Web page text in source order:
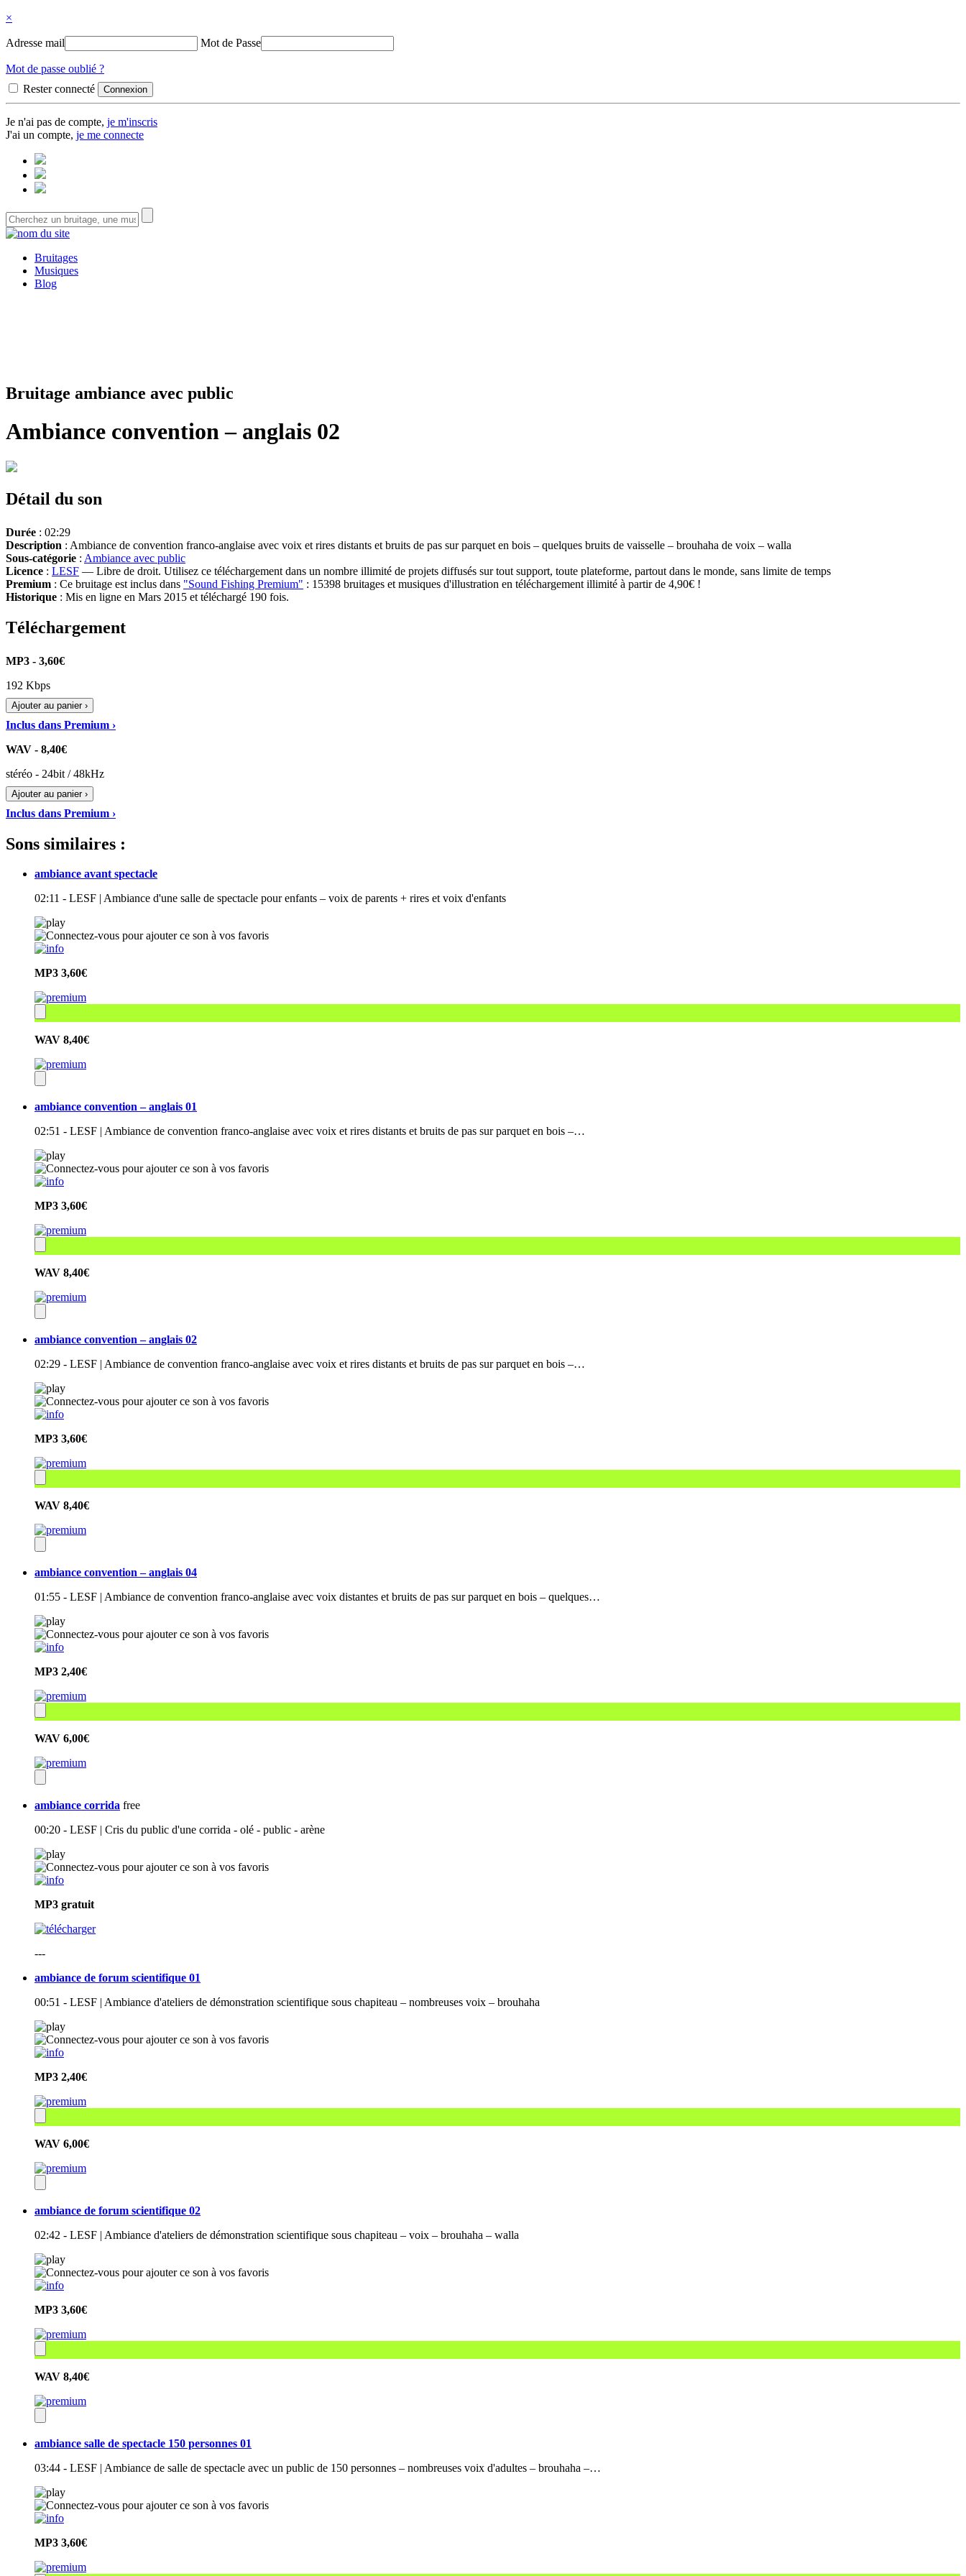
×
Adresse mail Mot de Passe
Mot de passe oublié ?
Rester connecté
Je n'ai pas de compte, je m'inscris
J'ai un compte, je me connecte
Bruitages
Musiques
Blog
Bruitage ambiance avec public
Ambiance convention – anglais 02
Détail du son
Durée : 02:29
Description : Ambiance de convention franco-anglaise avec voix et rires distants et bruits de pas sur parquet en bois – quelques bruits de vaisselle – brouhaha de voix – walla
Sous-catégorie : Ambiance avec public
Licence : LESF — Libre de droit. Utilisez ce téléchargement dans un nombre illimité de projets diffusés sur tout support, toute plateforme, partout dans le monde, sans limite de temps
Premium : Ce bruitage est inclus dans "Sound Fishing Premium" : 15398 bruitages et musiques d'illustration en téléchargement illimité à partir de 4,90€ !
Historique : Mis en ligne en Mars 2015 et téléchargé 190 fois.
Téléchargement
MP3 - 3,60€
192 Kbps
Ajouter au panier ›
Inclus dans Premium ›
WAV - 8,40€
stéréo - 24bit / 48kHz
Ajouter au panier ›
Inclus dans Premium ›
Sons similaires :
ambiance avant spectacle
02:11 - LESF | Ambiance d'une salle de spectacle pour enfants – voix de parents + rires et voix d'enfants
MP3 3,60€
WAV 8,40€
ambiance convention – anglais 01
02:51 - LESF | Ambiance de convention franco-anglaise avec voix et rires distants et bruits de pas sur parquet en bois –…
MP3 3,60€
WAV 8,40€
ambiance convention – anglais 02
02:29 - LESF | Ambiance de convention franco-anglaise avec voix et rires distants et bruits de pas sur parquet en bois –…
MP3 3,60€
WAV 8,40€
ambiance convention – anglais 04
01:55 - LESF | Ambiance de convention franco-anglaise avec voix distantes et bruits de pas sur parquet en bois – quelques…
MP3 2,40€
WAV 6,00€
ambiance corrida free
00:20 - LESF | Cris du public d'une corrida - olé - public - arène
MP3 gratuit
---
ambiance de forum scientifique 01
00:51 - LESF | Ambiance d'ateliers de démonstration scientifique sous chapiteau – nombreuses voix – brouhaha
MP3 2,40€
WAV 6,00€
ambiance de forum scientifique 02
02:42 - LESF | Ambiance d'ateliers de démonstration scientifique sous chapiteau – voix – brouhaha – walla
MP3 3,60€
WAV 8,40€
ambiance salle de spectacle 150 personnes 01
03:44 - LESF | Ambiance de salle de spectacle avec un public de 150 personnes – nombreuses voix d'adultes – brouhaha –…
MP3 3,60€